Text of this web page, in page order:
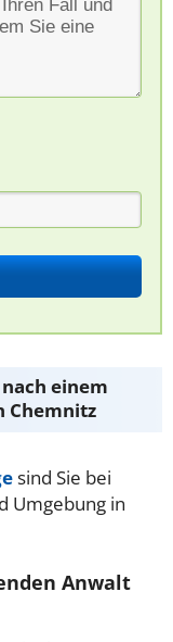
einem
Chemnitz
sind Sie bei
Umgebung in
Anwalt